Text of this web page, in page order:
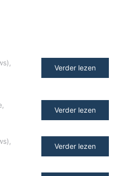
,
Verder lezen
,
Verder lezen
,
Verder lezen